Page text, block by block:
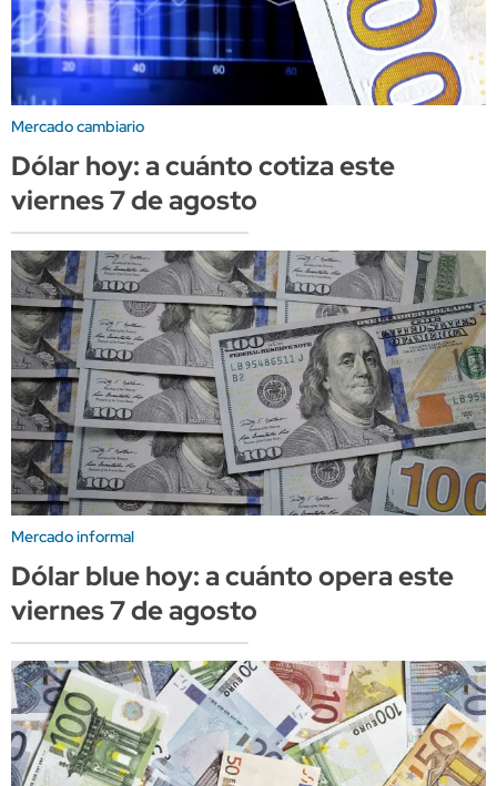
Mercado cambiario
Dólar hoy: a cuánto cotiza este
viernes 7 de agosto
Mercado informal
Dólar blue hoy: a cuánto opera este
viernes 7 de agosto